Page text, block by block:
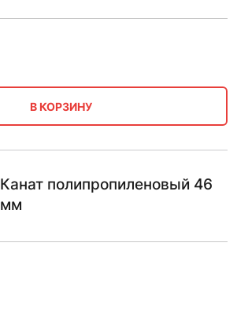
В КОРЗИНУ
Канат полипропиленовый 46
мм